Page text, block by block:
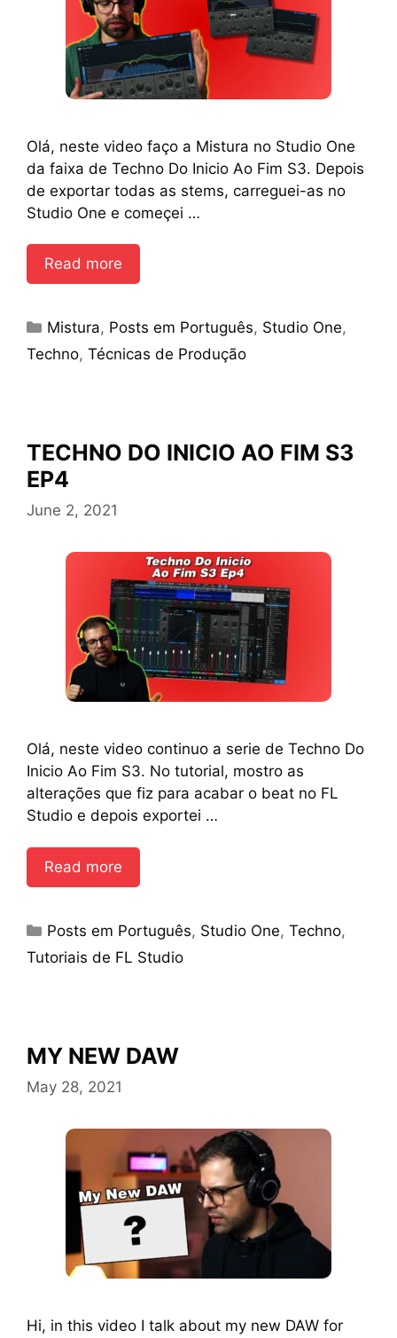
Olá, neste video faço a Mistura no Studio One
da faixa de Techno Do Inicio Ao Fim S3. Depois
de exportar todas as stems, carreguei-as no
Studio One e começei …
Read more
Categories
Mistura, Posts em Português, Studio One,
Techno, Técnicas de Produção
TECHNO DO INICIO AO FIM S3
EP4
June 2, 2021
Olá, neste video continuo a serie de Techno Do
Inicio Ao Fim S3. No tutorial, mostro as
alterações que fiz para acabar o beat no FL
Studio e depois exportei …
Read more
Categories
Posts em Português, Studio One,Techno,
Tutoriais de FL Studio
MY NEW DAW
May 28, 2021
Hi, in this video I talk about my new DAW for